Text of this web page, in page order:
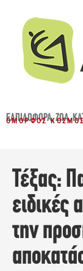
ΕΛΠΙΔΟΦΌΡΑ,ΖΏΑ,
ΌΜΟΡΦΟΣ
Τέξας:
ειδικές
την